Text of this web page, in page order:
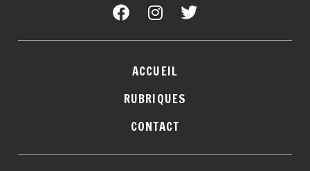
ACCUEIL
RUBRIQUES
CONTACT